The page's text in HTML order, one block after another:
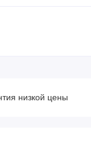
низкой цены